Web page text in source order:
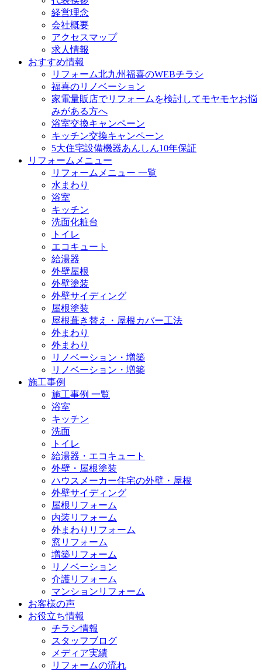
経営理念
会社概要
アクセスマップ
求人情報
おすすめ情報
リフォーム北九州福喜のWEBチラシ
福喜のリノベーション
家電量販店でリフォームを検討してモヤモヤお悩
みがある方へ
浴室交換キャンペーン
キッチン交換キャンペーン
5大住宅設備機器あんしん10年保証
リフォームメニュー
リフォームメニュー 一覧
水まわり
浴室
キッチン
洗面化粧台
トイレ
エコキュート
給湯器
外壁屋根
外壁塗装
外壁サイディング
屋根塗装
屋根葺き替え・屋根カバー工法
外まわり
外まわり
リノベーション・増築
リノベーション・増築
施工事例
施工事例 一覧
浴室
キッチン
洗面
トイレ
給湯器・エコキュート
外壁・屋根塗装
ハウスメーカー住宅の外壁・屋根
外壁サイディング
屋根リフォーム
内装リフォーム
外まわりリフォーム
窓リフォーム
増築リフォーム
リノベーション
介護リフォーム
マンションリフォーム
お客様の声
お役立ち情報
チラシ情報
スタッフブログ
メディア実績
リフォームの流れ